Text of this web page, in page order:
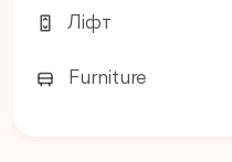
Ліфт
Furniture